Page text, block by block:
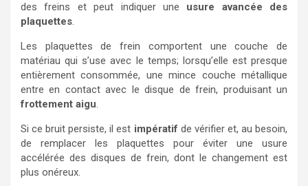
des freins et peut indiquer une usure avancée des
plaquettes.
Les plaquettes de frein comportent une couche de
matériau qui s’use avec le temps; lorsqu’elle est presque
entièrement consommée, une mince couche métallique
entre en contact avec le disque de frein, produisant un
frottement aigu.
Si ce bruit persiste, il est impératif de vérifier et, au besoin,
de remplacer les plaquettes pour éviter une usure
accélérée des disques de frein, dont le changement est
plus onéreux.